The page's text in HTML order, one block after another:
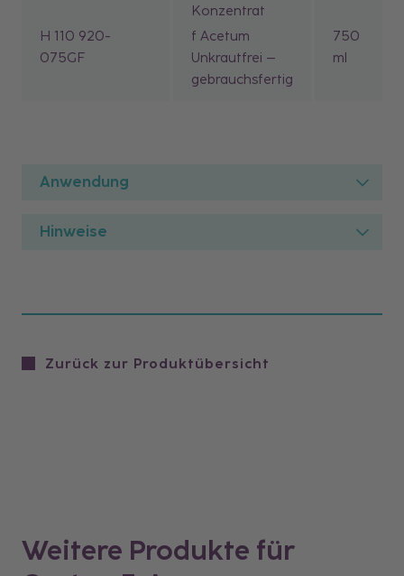
Konzentrat
H 110 920-
075GF
f Acetum
Unkrautfrei –
gebrauchsfertig
750
ml
Anwendung
Hinweise
Zurück zur Produktübersicht
Weitere Produkte für